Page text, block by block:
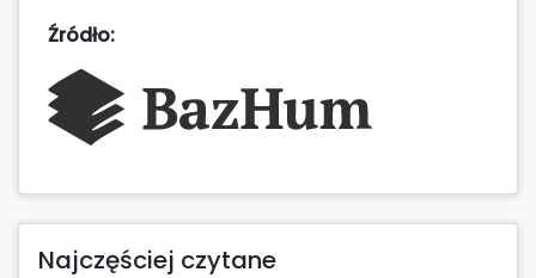
Źródło:
Najczęściej czytane